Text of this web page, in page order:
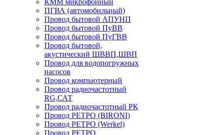
КММ микрофонный
ПГВА (автомобильный)
Провод бытовой АПУНП
Провод бытовой ПуВВ
Провод бытовой ПуГВВ
Провод бытовой,
акустический ШВВП,ШВП
Провод для водопогружных
насосов
Провод компьютерный
Провод радиочастотный
RG,САТ
Провод радиочастотный РК
Провод РЕТРО (BIRONI)
Провод РЕТРО (Werkel)
Провод РЕТРО